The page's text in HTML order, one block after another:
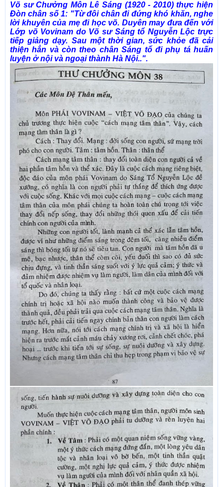
Võ sư Chưởng Môn Lê Sáng (1920 - 2010) thực hiện
Đòn chân số 1: "Từ đôi chân đi đứng khó khăn, nghe
lời khuyên của mẹ đi học võ. Duyên may đưa đến với
Lớp võ Vovinam do Võ sư Sáng tổ Nguyễn Lộc trực
tiếp giảng dạy. Sau một thời gian, sức khỏe đã cải
thiện hẳn và còn theo chân Sáng tổ đi phụ tá huấn
luyện ở nội và ngoại thành Hà Nội..".